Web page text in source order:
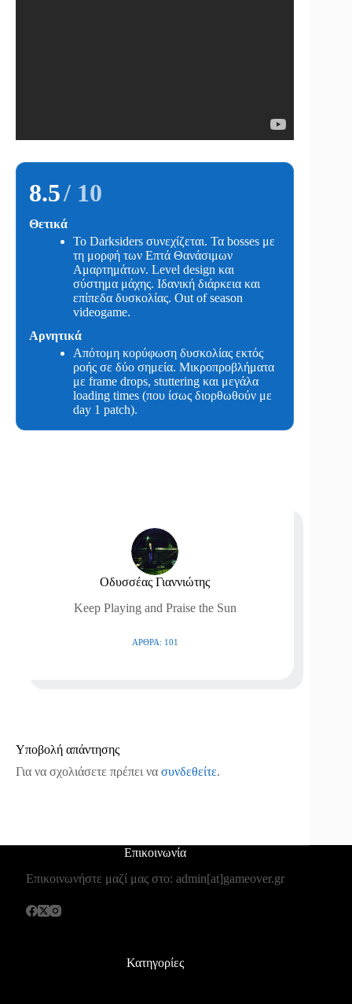
8.5/ 10
Θετικά
Το Darksiders συνεχίζεται. Τα bosses με
τη μορφή των Επτά Θανάσιμων
Αμαρτημάτων. Level design και
σύστημα μάχης. Ιδανική διάρκεια και
επίπεδα δυσκολίας. Out of season
videogame.
Αρνητικά
Απότομη κορύφωση δυσκολίας εκτός
ροής σε δύο σημεία. Μικροπροβλήματα
με frame drops, stuttering και μεγάλα
loading times (που ίσως διορθωθούν με
day 1 patch).
Οδυσσέας Γιαννιώτης
Keep Playing and Praise the Sun
ΆΡΘΡΑ: 101
Υποβολή απάντησης
Για να σχολιάσετε πρέπει να συνδεθείτε.
Επικοινωνία
Επικοινωνήστε μαζί μας στο: admin[at]gameover.gr
Κατηγορίες